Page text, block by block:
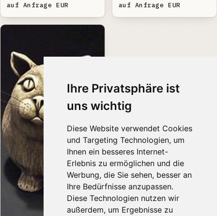
Ihre Privatsphäre ist
uns wichtig
Diese Website verwendet Cookies
und Targeting Technologien, um
Ihnen ein besseres Internet-
Erlebnis zu ermöglichen und die
Werbung, die Sie sehen, besser an
Ihre Bedürfnisse anzupassen.
Diese Technologien nutzen wir
außerdem, um Ergebnisse zu
auf Anfrage EUR auf Anfrage EUR